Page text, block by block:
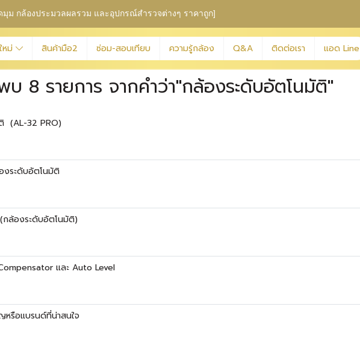
ม กล้องประมวลผลรวม และอุปกรณ์สำรวจต่างๆ ราคาถูก]
หม่ สินค้ามือ2 ซ่อม-สอบเทียบ ความรู้กล้อง Q&A ติดต่อเรา แอด Line
บ 8 รายการ จากคำว่า"กล้องระดับอัตโนมัติ"
(AL-32 PRO)
งระดับอัตโนมัติ
ล้องระดับอัตโนมัติ)
และ Auto Level
หรือแบรนด์ที่น่าสนใจ